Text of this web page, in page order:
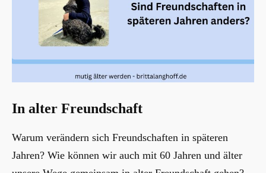
In alter Freundschaft
Warum verändern sich Freundschaften in späteren
Jahren? Wie können wir auch mit 60 Jahren und älter